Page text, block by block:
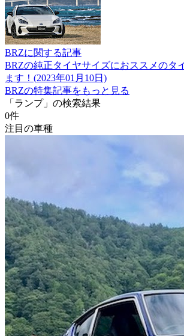
BRZに関する記事
BRZの純正タイヤサイズにおススメのタ
ます！(2023年01月10日)
BRZの特集記事をもっと見る
「ランプ」の検索結果
0件
注目の車種